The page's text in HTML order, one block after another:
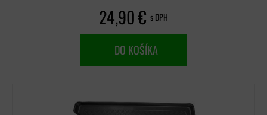
24,90 € s DPH
DO KOŠÍKA